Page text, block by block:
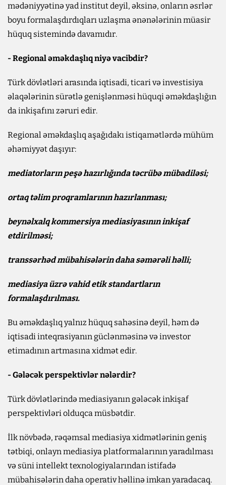
mədəniyyətinə yad institut deyil, əksinə, onların əsrlər
boyu formalaşdırdıqları uzlaşma ənənələrinin müasir
hüquq sistemində davamıdır.
- Regional əməkdaşlıq niyə vacibdir?
Türk dövlətləri arasında iqtisadi, ticari və investisiya
əlaqələrinin sürətlə genişlənməsi hüquqi əməkdaşlığın
da inkişafını zəruri edir.
Regional əməkdaşlıq aşağıdakı istiqamətlərdə mühüm
əhəmiyyət daşıyır:
mediatorların peşə hazırlığında təcrübə mübadiləsi;
ortaq təlim proqramlarının hazırlanması;
beynəlxalq kommersiya mediasiyasının inkişaf
etdirilməsi;
transsərhəd mübahisələrin daha səmərəli həlli;
mediasiya üzrə vahid etik standartların
formalaşdırılması.
Bu əməkdaşlıq yalnız hüquq sahəsinə deyil, həm də
iqtisadi inteqrasiyanın güclənməsinə və investor
etimadının artmasına xidmət edir.
- Gələcək perspektivlər nələrdir?
Türk dövlətlərində mediasiyanın gələcək inkişaf
perspektivləri olduqca müsbətdir.
İlk növbədə, rəqəmsal mediasiya xidmətlərinin geniş
tətbiqi, onlayn mediasiya platformalarının yaradılması
və süni intellekt texnologiyalarından istifadə
mübahisələrin daha operativ həllinə imkan yaradacaq.